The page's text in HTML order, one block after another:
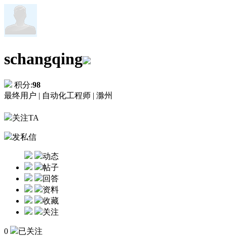
schangqing
积分:98
最终用户 | 自动化工程师 | 滁州
关注TA
发私信
动态
帖子
回答
资料
收藏
关注
0 已关注